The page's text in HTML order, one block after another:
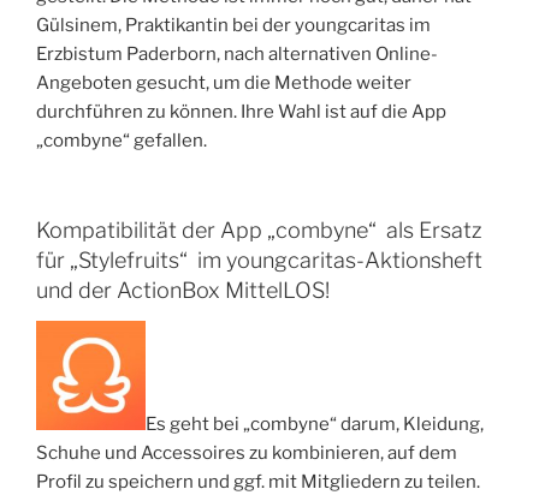
Gülsinem, Praktikantin bei der youngcaritas im
Erzbistum Paderborn, nach alternativen Online-
Angeboten gesucht, um die Methode weiter
durchführen zu können. Ihre Wahl ist auf die App
„combyne“ gefallen.
Kompatibilität der App „combyne“ als Ersatz
für „Stylefruits“ im youngcaritas-Aktionsheft
und der ActionBox MittelLOS!
Es geht bei „combyne“ darum, Kleidung,
Schuhe und Accessoires zu kombinieren, auf dem
Profil zu speichern und ggf. mit Mitgliedern zu teilen.